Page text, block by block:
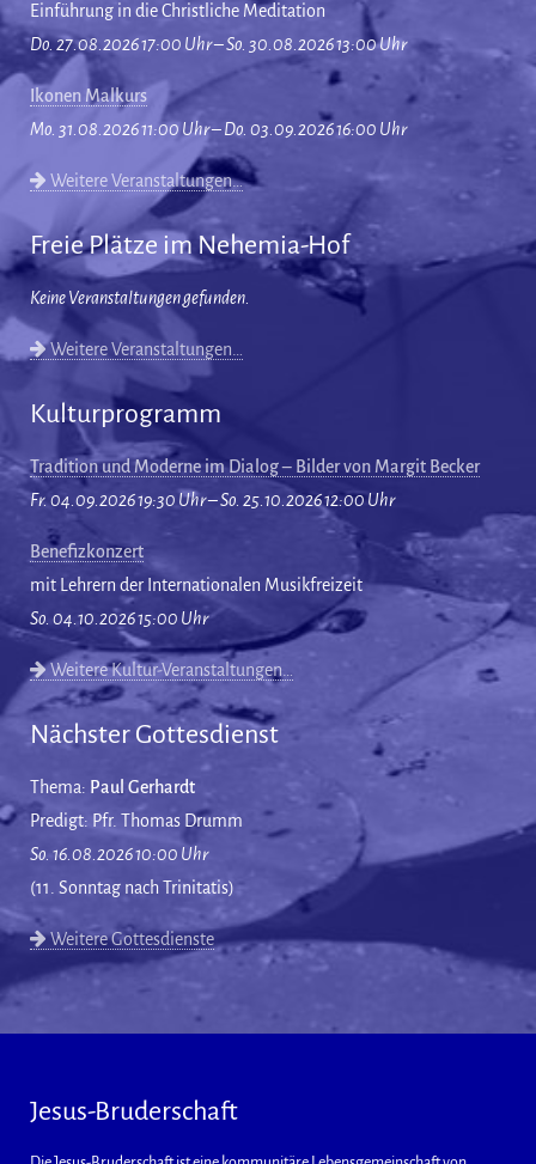
Einführung in die Christliche Meditation
Do. 27.08.2026 17:00 Uhr – So. 30.08.2026 13:00 Uhr
Ikonen Malkurs
Mo. 31.08.2026 11:00 Uhr – Do. 03.09.2026 16:00 Uhr
Weitere Veranstaltungen…
Freie Plätze im Nehemia-Hof
Keine Veranstaltungen gefunden.
Weitere Veranstaltungen…
Kulturprogramm
Tradition und Moderne im Dialog – Bilder von Margit Becker
Fr. 04.09.2026 19:30 Uhr – So. 25.10.2026 12:00 Uhr
Benefizkonzert
mit Lehrern der Internationalen Musikfreizeit
So. 04.10.2026 15:00 Uhr
Weitere Kultur-Veranstaltungen…
Nächster Gottesdienst
Thema: Paul Gerhardt
Predigt: Pfr. Thomas Drumm
So. 16.08.2026 10:00 Uhr
(11. Sonntag nach Trinitatis)
Weitere Gottesdienste
Jesus-Bruderschaft